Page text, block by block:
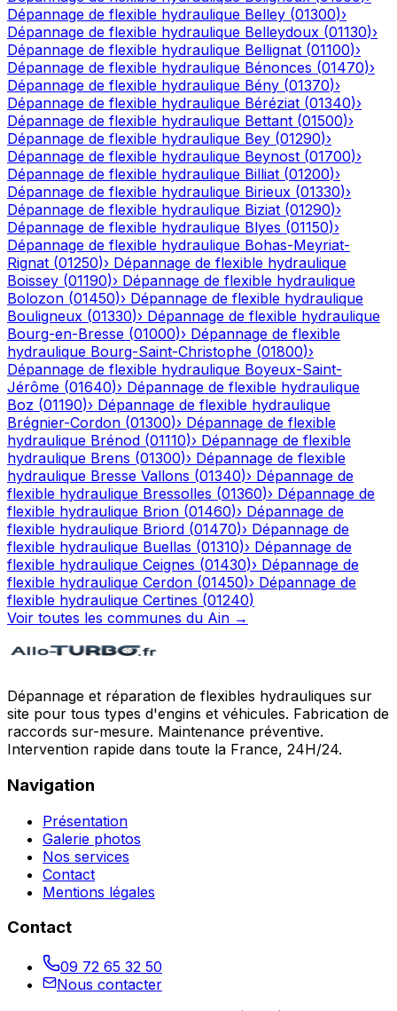
Dépannage de flexible hydraulique Belley (01300)›
Dépannage de flexible hydraulique Belleydoux (01130)›
Dépannage de flexible hydraulique Bellignat (01100)›
Dépannage de flexible hydraulique Bénonces (01470)›
Dépannage de flexible hydraulique Bény (01370)›
Dépannage de flexible hydraulique Béréziat (01340)›
Dépannage de flexible hydraulique Bettant (01500)›
Dépannage de flexible hydraulique Bey (01290)›
Dépannage de flexible hydraulique Beynost (01700)›
Dépannage de flexible hydraulique Billiat (01200)›
Dépannage de flexible hydraulique Birieux (01330)›
Dépannage de flexible hydraulique Biziat (01290)›
Dépannage de flexible hydraulique Blyes (01150)›
Dépannage de flexible hydraulique Bohas-Meyriat-
Rignat (01250)› Dépannage de flexible hydraulique
Boissey (01190)› Dépannage de flexible hydraulique
Bolozon (01450)› Dépannage de flexible hydraulique
Bouligneux (01330)› Dépannage de flexible hydraulique
Bourg-en-Bresse (01000)› Dépannage de flexible
hydraulique Bourg-Saint-Christophe (01800)›
Dépannage de flexible hydraulique Boyeux-Saint-
Jérôme (01640)› Dépannage de flexible hydraulique
Boz (01190)› Dépannage de flexible hydraulique
Brégnier-Cordon (01300)› Dépannage de flexible
hydraulique Brénod (01110)› Dépannage de flexible
hydraulique Brens (01300)› Dépannage de flexible
hydraulique Bresse Vallons (01340)› Dépannage de
flexible hydraulique Bressolles (01360)› Dépannage de
flexible hydraulique Brion (01460)› Dépannage de
flexible hydraulique Briord (01470)› Dépannage de
flexible hydraulique Buellas (01310)› Dépannage de
flexible hydraulique Ceignes (01430)› Dépannage de
flexible hydraulique Cerdon (01450)› Dépannage de
flexible hydraulique Certines (01240)
Voir toutes les communes du Ain →
Dépannage et réparation de flexibles hydrauliques sur
site pour tous types d'engins et véhicules. Fabrication de
raccords sur-mesure. Maintenance préventive.
Intervention rapide dans toute la France, 24H/24.
Navigation
Présentation
Galerie photos
Nos services
Contact
Mentions légales
Contact
09 72 65 32 50
Nous contacter